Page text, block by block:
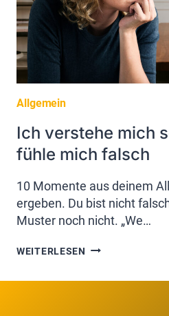
Allgemein
Ich verstehe mich
fühle mich falsch
10 Momente aus deinem
ergeben. Du bist nicht
Muster noch nicht. „We…
WEITERLESEN ICH